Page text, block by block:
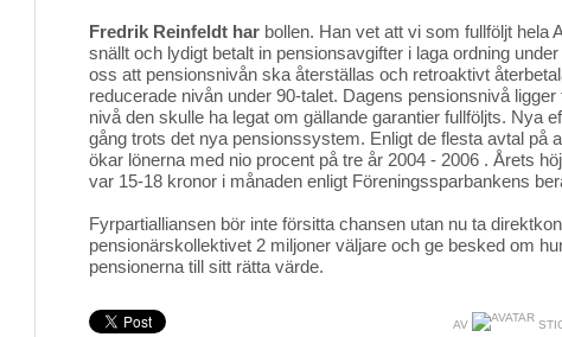
Fredrik Reinfeldt har bollen. Han vet att vi som fullföljt hela
snällt och lydigt betalt in pensionsavgifter i laga ordning
oss att pensionsnivån ska återställas och retroaktivt
reducerade nivån under 90-talet. Dagens pensionsnivå
nivå den skulle ha legat om gällande garantier fullföljts. Nya
gång trots det nya pensionssystem. Enligt de flesta avtal på
ökar lönerna med nio procent på tre år 2004 - 2006 . Årets
var 15-18 kronor i månaden enligt Föreningssparbankens
Fyrpartialliansen bör inte försitta chansen utan nu ta
pensionärskollektivet 2 miljoner väljare och ge besked om
pensionerna till sitt rätta värde.
AV